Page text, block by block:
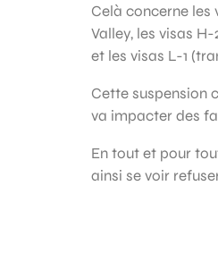
Celà concerne les
Valley, les visas
et les visas L-1
Cette suspension
va impacter des
En tout et pour
ainsi se voir